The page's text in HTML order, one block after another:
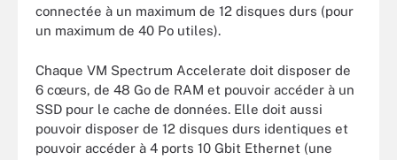
connectée à un maximum de 12 disques durs (pour
un maximum de 40 Po utiles).
Chaque VM Spectrum Accelerate doit disposer de
6 cœurs, de 48 Go de RAM et pouvoir accéder à un
SSD pour le cache de données. Elle doit aussi
pouvoir disposer de 12 disques durs identiques et
pouvoir accéder à 4 ports 10 Gbit Ethernet (une